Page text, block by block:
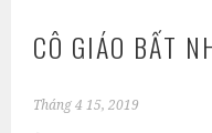
CÔ GIÁO BẤT
Tháng 4 15, 2019